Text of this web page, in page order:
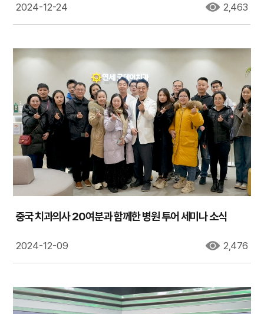
2024-12-24 2,463
중국 치과의사 20여분과 함께한 병원 투어 세미나 소식
2024-12-09 2,476